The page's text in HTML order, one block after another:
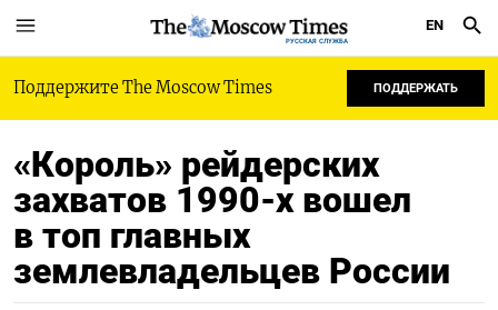
РУССКАЯ СЛУЖБА
EN
Поддержите The Moscow Times ПОДДЕРЖАТЬ
«Король» рейдерских
захватов 1990-х вошел
в топ главных
землевладельцев России